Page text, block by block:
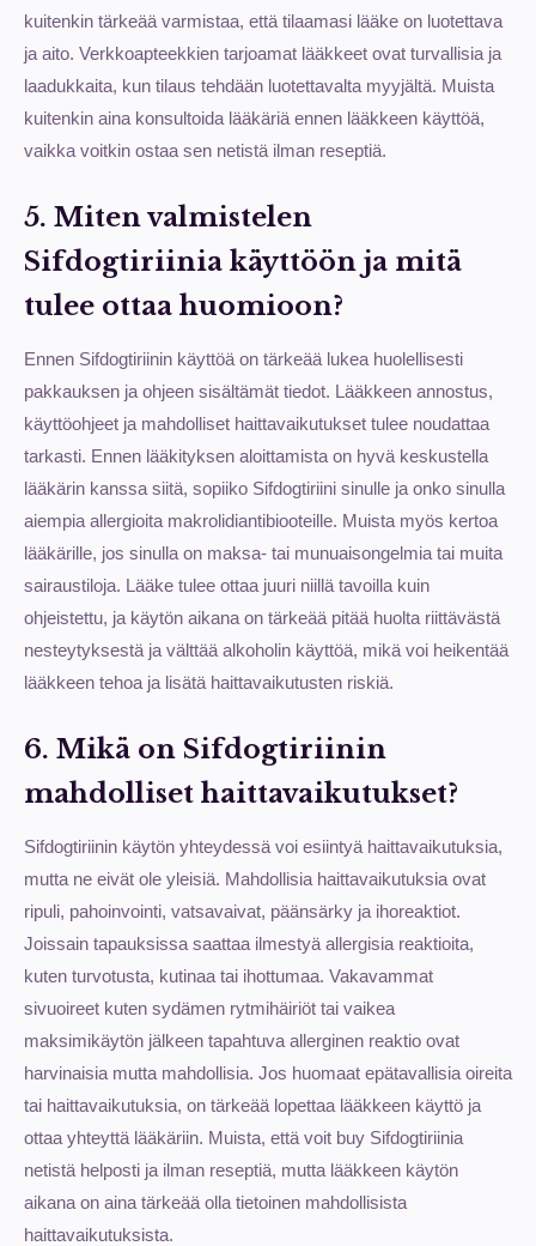
kuitenkin tärkeää varmistaa, että tilaamasi lääke on luotettava
ja aito. Verkkoapteekkien tarjoamat lääkkeet ovat turvallisia ja
laadukkaita, kun tilaus tehdään luotettavalta myyjältä. Muista
kuitenkin aina konsultoida lääkäriä ennen lääkkeen käyttöä,
vaikka voitkin ostaa sen netistä ilman reseptiä.
5. Miten valmistelen
Sifdogtiriinia käyttöön ja mitä
tulee ottaa huomioon?
Ennen Sifdogtiriinin käyttöä on tärkeää lukea huolellisesti
pakkauksen ja ohjeen sisältämät tiedot. Lääkkeen annostus,
käyttöohjeet ja mahdolliset haittavaikutukset tulee noudattaa
tarkasti. Ennen lääkityksen aloittamista on hyvä keskustella
lääkärin kanssa siitä, sopiiko Sifdogtiriini sinulle ja onko sinulla
aiempia allergioita makrolidiantibiooteille. Muista myös kertoa
lääkärille, jos sinulla on maksa- tai munuaisongelmia tai muita
sairaustiloja. Lääke tulee ottaa juuri niillä tavoilla kuin
ohjeistettu, ja käytön aikana on tärkeää pitää huolta riittävästä
nesteytyksestä ja välttää alkoholin käyttöä, mikä voi heikentää
lääkkeen tehoa ja lisätä haittavaikutusten riskiä.
6. Mikä on Sifdogtiriinin
mahdolliset haittavaikutukset?
Sifdogtiriinin käytön yhteydessä voi esiintyä haittavaikutuksia,
mutta ne eivät ole yleisiä. Mahdollisia haittavaikutuksia ovat
ripuli, pahoinvointi, vatsavaivat, päänsärky ja ihoreaktiot.
Joissain tapauksissa saattaa ilmestyä allergisia reaktioita,
kuten turvotusta, kutinaa tai ihottumaa. Vakavammat
sivuoireet kuten sydämen rytmihäiriöt tai vaikea
maksimikäytön jälkeen tapahtuva allerginen reaktio ovat
harvinaisia mutta mahdollisia. Jos huomaat epätavallisia oireita
tai haittavaikutuksia, on tärkeää lopettaa lääkkeen käyttö ja
ottaa yhteyttä lääkäriin. Muista, että voit buy Sifdogtiriinia
netistä helposti ja ilman reseptiä, mutta lääkkeen käytön
aikana on aina tärkeää olla tietoinen mahdollisista
haittavaikutuksista.